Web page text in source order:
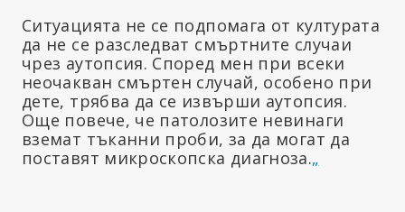
Ситуацията не се подпомага от културата
да не се разследват смъртните случаи
чрез аутопсия. Според мен при всеки
неочакван смъртен случай, особено при
дете, трябва да се извърши аутопсия.
Още повече, че патолозите невинаги
вземат тъканни проби, за да могат да
поставят микроскопска диагноза.„